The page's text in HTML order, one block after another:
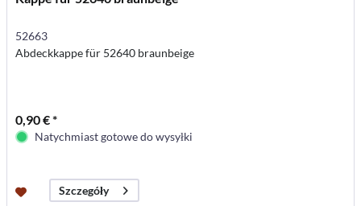
52663
Abdeckkappe für 52640 braunbeige
0,90 € *
Natychmiast gotowe do wysyłki
Szczegóły